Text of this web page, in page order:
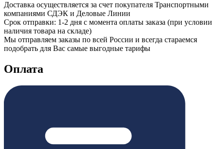
Доставка осуществляется за счет покупателя Транспортными
компаниями СДЭК и Деловые Линии
Срок отправки: 1-2 дня с момента оплаты заказа (при условии
наличия товара на складе)
Мы отправляем заказы по всей России и всегда стараемся
подобрать для Вас самые выгодные тарифы
Оплата